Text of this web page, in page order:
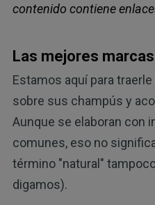
contenido contiene
Las mejores
Estamos aquí para
sobre sus champús y
Aunque se elaboran con
comunes, eso no
término "natural"
digamos).